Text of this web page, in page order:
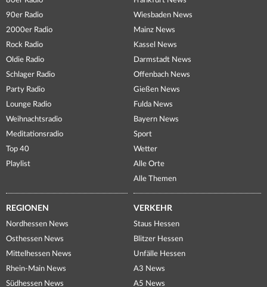
90er Radio
2000er Radio
Rock Radio
Oldie Radio
Schlager Radio
Party Radio
Lounge Radio
Weihnachtsradio
Meditationsradio
Top 40
Playlist
Wiesbaden News
Mainz News
Kassel News
Darmstadt News
Offenbach News
Gießen News
Fulda News
Bayern News
Sport
Wetter
Alle Orte
Alle Themen
REGIONEN
Nordhessen News
Osthessen News
Mittelhessen News
Rhein-Main News
Südhessen News
VERKEHR
Staus Hessen
Blitzer Hessen
Unfälle Hessen
A3 News
A5 News